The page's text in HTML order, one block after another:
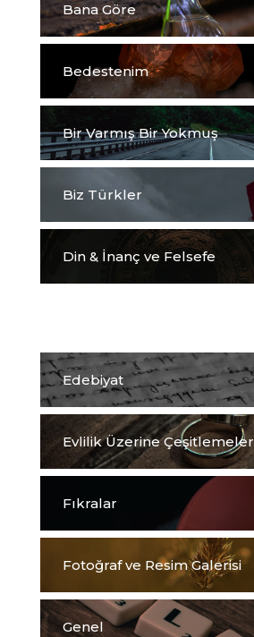
Bana Göre
Bedestenim
Bir Varmış Bir Yokmuş
Biz Türkler
Din & İnanç ve Felsefe
Edebiyat
Evlilik Üzerine Çeşitlemeler
Fıkralar
Fotoğraf ve Resim Galerisi
Genel